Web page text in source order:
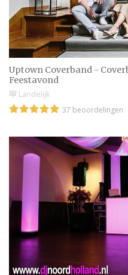
Uptown Coverband -
Feestavond
Landelijk
37 beoordelingen